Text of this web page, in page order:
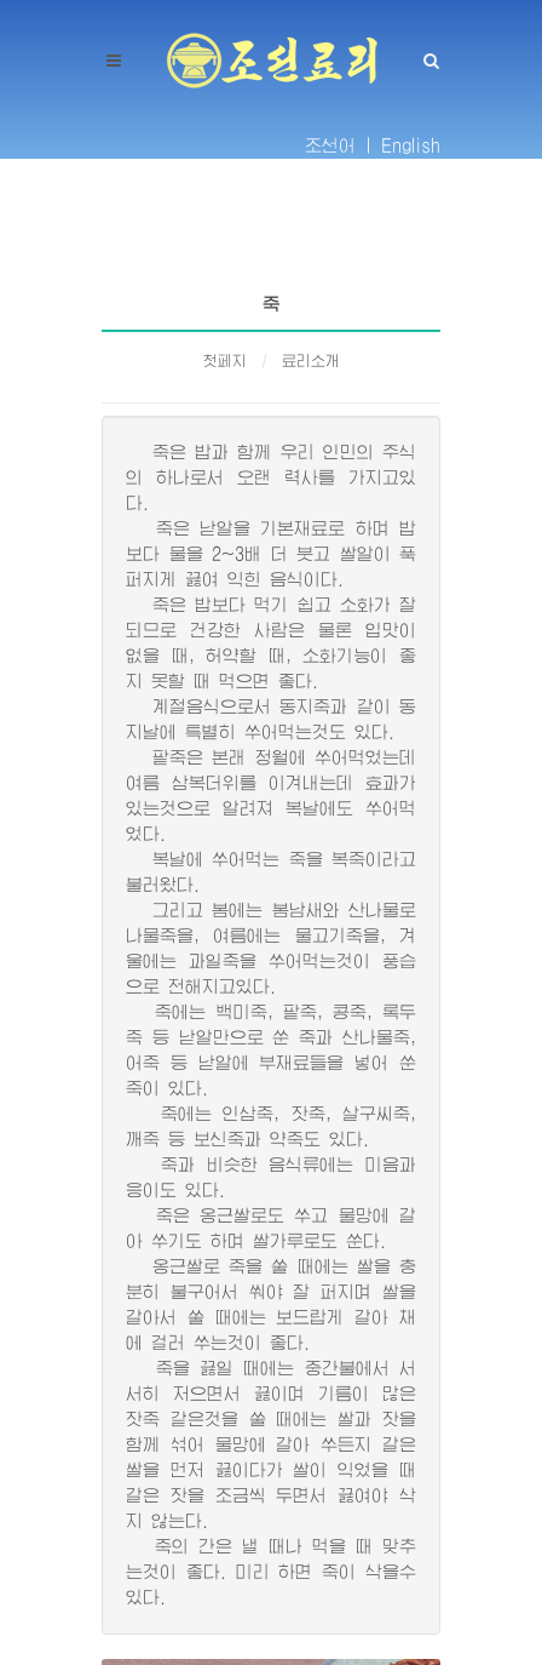
조선어 | English
죽
첫페지 료리소개
죽은 밥과 함께 우리 인민의 주식
의 하나로서 오랜 력사를 가지고있
다.
죽은 낟알을 기본재료로 하며 밥
보다 물을 2~3배 더 붓고 쌀알이 푹
퍼지게 끓여 익힌 음식이다.
죽은 밥보다 먹기 쉽고 소화가 잘
되므로 건강한 사람은 물론 입맛이
없을 때, 허약할 때, 소화기능이 좋
지 못할 때 먹으면 좋다.
계절음식으로서 동지죽과 같이 동
지날에 특별히 쑤어먹는것도 있다.
팥죽은 본래 정월에 쑤어먹었는데
여름 삼복더위를 이겨내는데 효과가
있는것으로 알려져 복날에도 쑤어먹
었다.
복날에 쑤어먹는 죽을 복죽이라고
불러왔다.
그리고 봄에는 봄남새와 산나물로
나물죽을, 여름에는 물고기죽을, 겨
울에는 과일죽을 쑤어먹는것이 풍습
으로 전해지고있다.
죽에는 백미죽, 팥죽, 콩죽, 록두
죽 등 낟알만으로 쑨 죽과 산나물죽,
어죽 등 낟알에 부재료들을 넣어 쑨
죽이 있다.
죽에는 인삼죽, 잣죽, 살구씨죽,
깨죽 등 보신죽과 약죽도 있다.
죽과 비슷한 음식류에는 미음과
응이도 있다.
죽은 옹근쌀로도 쑤고 물망에 갈
아 쑤기도 하며 쌀가루로도 쑨다.
옹근쌀로 죽을 쑬 때에는 쌀을 충
분히 불구어서 쒀야 잘 퍼지며 쌀을
갈아서 쑬 때에는 보드랍게 갈아 채
에 걸러 쑤는것이 좋다.
죽을 끓일 때에는 중간불에서 서
서히 저으면서 끓이며 기름이 많은
잣죽 같은것을 쑬 때에는 쌀과 잣을
함께 섞어 물망에 갈아 쑤든지 갈은
쌀을 먼저 끓이다가 쌀이 익었을 때
갈은 잣을 조금씩 두면서 끓여야 삭
지 않는다.
죽의 간은 낼 때나 먹을 때 맞추
는것이 좋다. 미리 하면 죽이 삭을수
있다.